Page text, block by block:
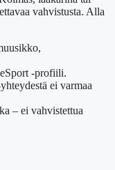
vahvistusta. Alla
-profiili.
ei varmaa
– ei vahvistettua